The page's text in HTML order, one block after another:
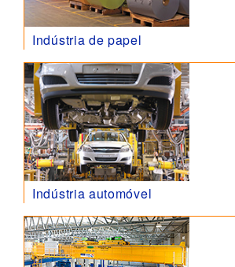
Indústria de papel
Indústria automóvel